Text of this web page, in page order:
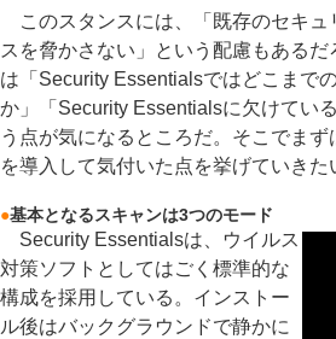
このスタンスには、「既存のセキュ
スを脅かさない」という配慮もある
は「Security Essentialsではどこまで
か」「Security Essentialsに欠けてい
う点が気になるところだ。そこでま
を導入して気付いた点を挙げていきた
●基本となるスキャンは3つのモード
Security Essentialsは、ウイルス
対策ソフトとしてはごく標準的な
構成を採用している。インストー
ル後はバックグラウンドで静かに